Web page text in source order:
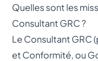
Quelles sont les
Consultant GRC ?
Le Consultant GRC
et Conformité, ou